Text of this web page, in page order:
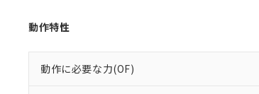
動作特性
動作に必要な力(OF)